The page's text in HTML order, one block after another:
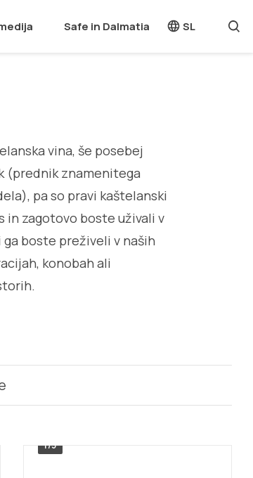
Safe in Dalmatia SL
vina, še posebej
(prednik znamenitega
pa so pravi kaštelanski
in zagotovo boste uživali v
boste preživeli v naših
konobah ali
1/5